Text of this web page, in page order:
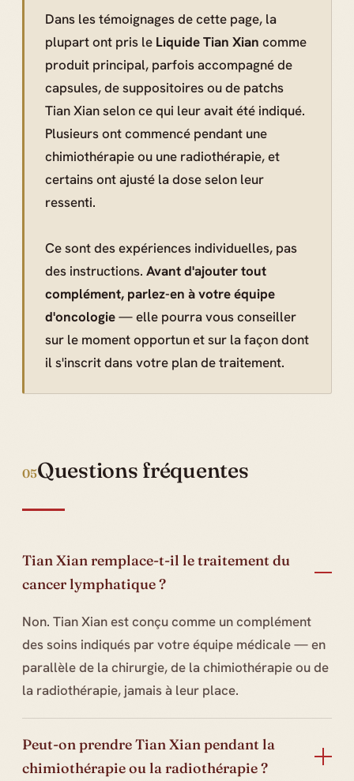
Dans les témoignages de cette page, la
plupart ont pris le Liquide Tian Xian comme
produit principal, parfois accompagné de
capsules, de suppositoires ou de patchs
Tian Xian selon ce qui leur avait été indiqué.
Plusieurs ont commencé pendant une
chimiothérapie ou une radiothérapie, et
certains ont ajusté la dose selon leur
ressenti.
Ce sont des expériences individuelles, pas
des instructions. Avant d'ajouter tout
complément, parlez-en à votre équipe
d'oncologie— elle pourra vous conseiller
sur le moment opportun et sur la façon dont
il s'inscrit dans votre plan de traitement.
05Questions fréquentes
Tian Xian remplace-t-il le traitement du
cancer lymphatique ?
Non. Tian Xian est conçu comme un complément
des soins indiqués par votre équipe médicale — en
parallèle de la chirurgie, de la chimiothérapie ou de
la radiothérapie, jamais à leur place.
Peut-on prendre Tian Xian pendant la
chimiothérapie ou la radiothérapie ?